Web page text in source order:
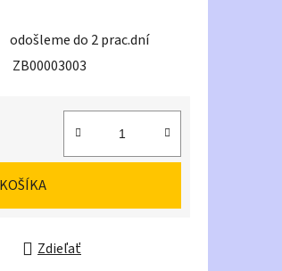
odošleme do 2 prac.dní
ZB00003003
Zdieľať